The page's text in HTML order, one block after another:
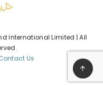
International Limited | All
Us